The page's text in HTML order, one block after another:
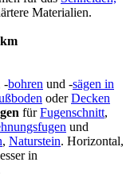
Materialien.
-bohren und -sägen in
oderDecken
fürFugenschnitt,
und
, Naturstein. Horizontal,
in